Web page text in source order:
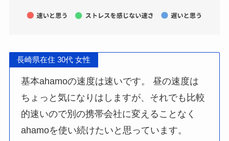
長崎県在住 30代 女性
基本ahamoの速度は速いです。 昼の速度は
ちょっと気になりはしますが、それでも比較
的速いので別の携帯会社に変えることなく
ahamoを使い続けたいと思っています。